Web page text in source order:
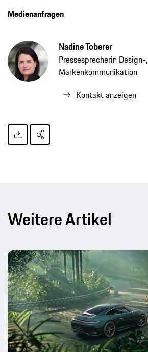
Medienanfragen
Nadine Toberer
Pressesprecherin
Markenkommunikation
Kontakt anzeigen
Weitere Artikel